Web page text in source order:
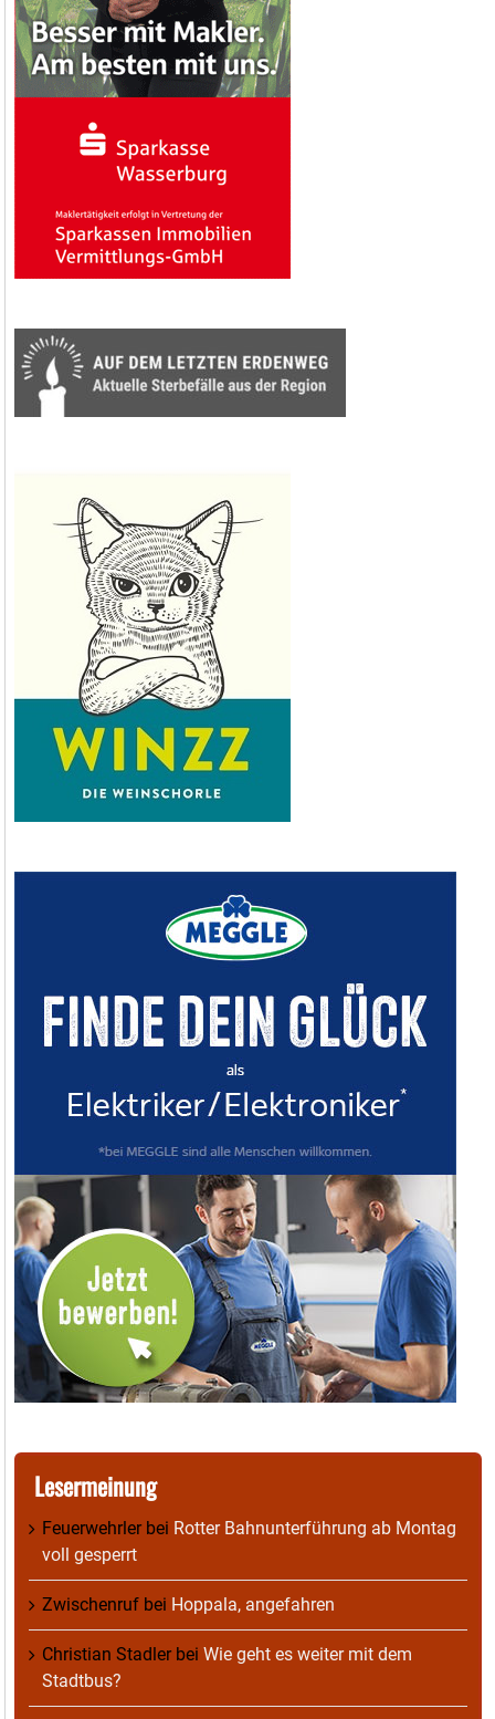
Lesermeinung
Feuerwehrlerbei Rotter Bahnunterführung ab Montag
voll gesperrt
Zwischenruf bei Hoppala, angefahren
Christian Stadlerbei Wie geht es weiter mit dem
Stadtbus?